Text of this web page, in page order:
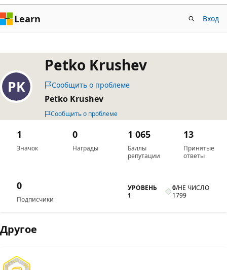
Learn Вход
Petko Krushev
Сообщить о проблеме
Petko Krushev
Сообщить о проблеме
Значок
1
Награды
0
Баллы
репутации
1 065
Принятые
ответы
13
Подписчики
0
УРОВЕНЬ
1
0/НЕ ЧИСЛО
1799
Другое